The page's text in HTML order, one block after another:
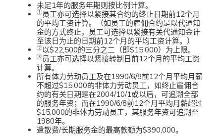
未足1年的服务年期则按比例计算。
①员工亦可选择以紧接其合约的终止日期前12个月
的平均工资计算。（如员工的雇佣合约是以代通知
金的方式终止，员工可选择以紧接有关代通知金计
至该日为止的日期前12个月的平均工资计算。）
②以$22,500的三分之二（即$15,000）为上限。
③员工亦可选择以紧接转制日前12个月的平均工资
计算。
所有体力劳动员工及在1990/6/8前12个月平均月薪
不超过$15,000的非体力劳动员工，如终止雇佣合
约的有关日期是在2004/10/1或以后，可追溯全部
的服务年资；而在1990/6/8前12个月平均月薪超过
$15,000的非体力劳动员工，其服务年资可追溯至
1980年。
遣散费/长期服务金的最高款额为$390,000。